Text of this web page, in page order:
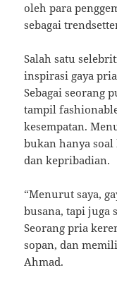
oleh para
sebagai
Salah satu
inspirasi gaya
Sebagai seorang
tampil
kesempatan.
bukan hanya
dan kepribadian.
“Menurut saya,
busana, tapi juga
Seorang pria
sopan, dan
Ahmad.